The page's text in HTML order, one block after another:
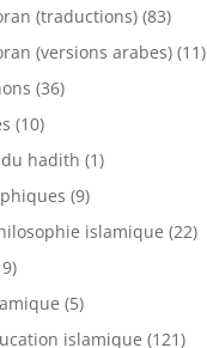
(traductions) (83)
(versions arabes) (11)
(36)
(10)
du hadith (1)
(9)
islamique (22)
(5)
islamique (121)